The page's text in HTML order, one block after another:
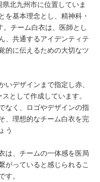
北九州市に位置していま
を基本理念とし、精神科・
チーム白衣は、医師とし
、共通するアイデンティテ
的に伝えるための大切なツ
いデザインまで指定し赤、
として作成しています。
なく、ロゴやデザインの指
、理想的なチーム白衣を完
う
は、チームの一体感を医局
がっていると感じられるこ
す。